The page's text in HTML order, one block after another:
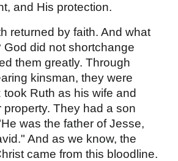
and His protection.
returned by faith. And what
God did not shortchange
them greatly. Through
kinsman, they were
took Ruth as his wife and
property. They had a son
was the father of Jesse,
And as we know, the
came from this bloodline.